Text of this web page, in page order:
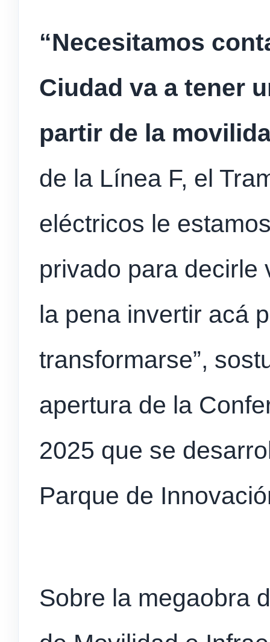
“Necesitamos
Ciudad va a tener
partir de la
de la Línea F, el
eléctricos le
privado para decirle
la pena invertir acá
transformarse”,
apertura de la
2025 que se
Parque de
Sobre la megaobra